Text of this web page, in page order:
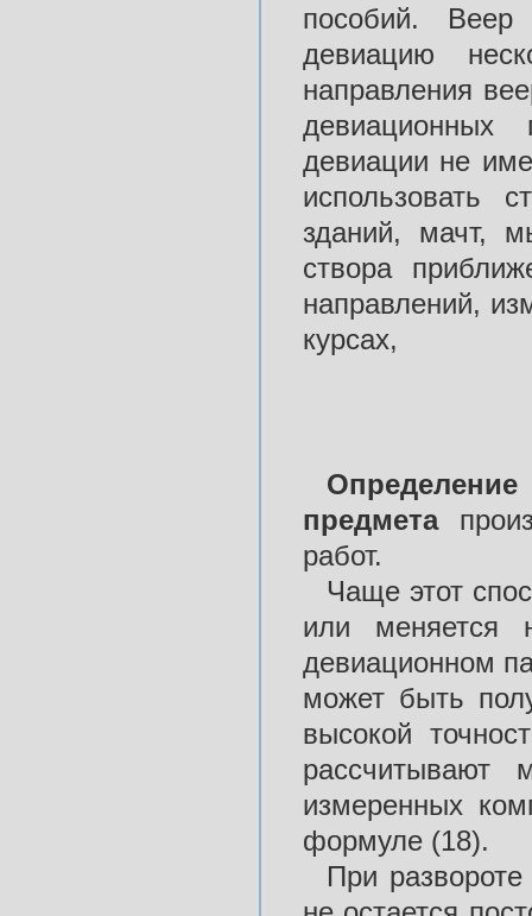
пособий. Веер
девиацию
направления
девиации не
использовать
зданий, мачт,
створа
направлений,
курсах,
предмета
работ.
Чаще этот
или меняется
девиационном
может быть
высокой
рассчитывают
измеренных
формуле (18).
При